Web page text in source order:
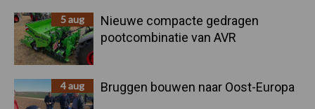
5 aug
Nieuwe compacte gedragen
pootcombinatie van AVR
4 aug Bruggen bouwen naar Oost-Europa